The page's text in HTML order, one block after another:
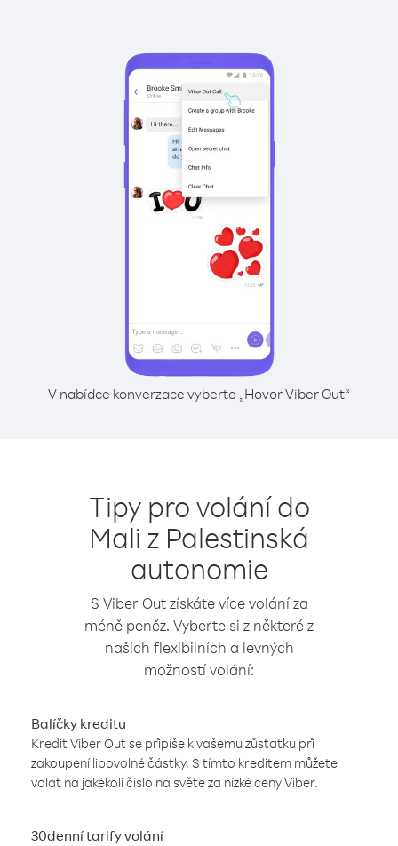
V nabídce konverzace vyberte „Hovor Viber Out“
Tipy pro volání do
Mali z Palestinská
autonomie
S Viber Out získáte více volání za
méně peněz. Vyberte si z některé z
našich flexibilních a levných
možností volání:
Balíčky kreditu
Kredit Viber Out se připíše k vašemu zůstatku při
zakoupení libovolné částky. S tímto kreditem můžete
volat na jakékoli číslo na světe za nízké ceny Viber.
30denní tarify volání